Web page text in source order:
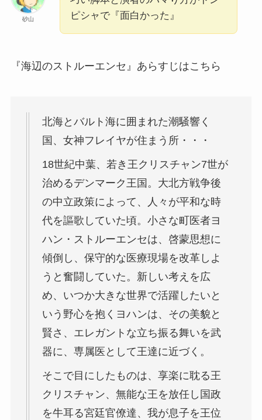
砂山
ピシャで『面白かった』
『海辺のストルーエンセ』あらすじはこちら
北海とバルト海に囲まれた潮騒響く
国、女神フレイヤが住まう所・・・
18世紀中葉、若き王クリスチャン7世が
治めるデンマーク王国。大北方戦争後
の中立政策によって、人々が平和な時
代を謳歌していた頃。小さな町医者ヨ
ハン・ストルーエンセは、啓蒙思想に
傾倒し、保守的な医療現場を改革しよ
うと奮闘していた。新しい考えを広
め、いつか大きな世界で活躍したいと
いう野心を抱くヨハンは、その美貌と
賢さ、エレガントな立ち振る舞いを武
器に、専属医として王達に近づく。
そこで目にしたものは、享楽に耽る王
クリスチャン、無能な王を放任し国政
を牛耳る宮廷官僚達、我が息子を王位